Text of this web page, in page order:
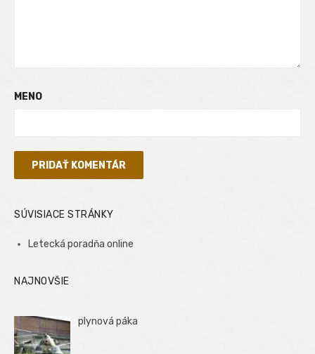
MENO
SÚVISIACE STRÁNKY
Letecká poradňa online
NAJNOVŠIE
plynová páka